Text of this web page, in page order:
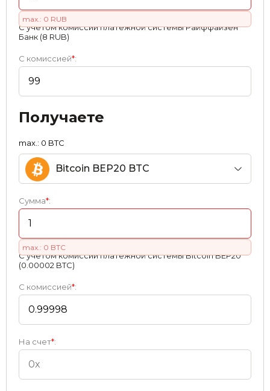
max.: 0 RUB
С учетом комиссии платежной системы Райффайзен
Банк (8 RUB)
С комиссией*:
Получаете
max.: 0 BTC
Bitcoin BEP20 BTC
Сумма*:
max.: 0 BTC
С учетом комиссии платежной системы Bitcoin BEP20
(0.00002 BTC)
С комиссией*:
На счет*: